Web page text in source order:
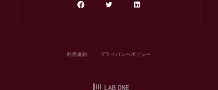
利用規約 プライバシーポリシー